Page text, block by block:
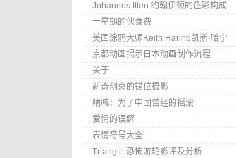
Johannes Itten 约翰伊顿的色彩构成
一星期的伙食费
美国涂鸦大师Keith Haring凯斯·哈宁
京都动画揭示日本动画制作流程
关于
新奇创意的错位摄影
呐喊：为了中国曾经的摇滚
爱情的误解
表情符号大全
Triangle 恐怖游轮影评及分析